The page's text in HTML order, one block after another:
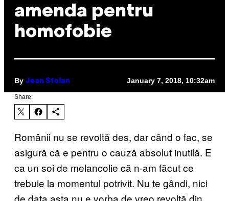
amenda pentru
homofobie
By Jean Stoian January 7, 2018, 10:32am
Share:
Românii nu se revoltă des, dar când o fac, se
asigură că e pentru o cauză absolut inutilă. E
ca un soi de melancolie că n-am făcut ce
trebuie la momentul potrivit. Nu te gândi, nici
de data asta nu e vorba de vreo revoltă din